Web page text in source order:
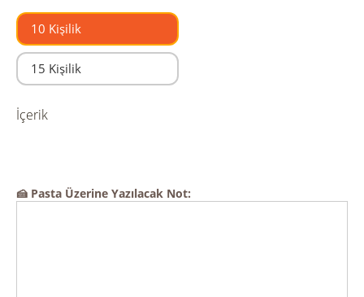
10 Kişilik
15 Kişilik
İçerik
🍰 Pasta Üzerine Yazılacak Not: